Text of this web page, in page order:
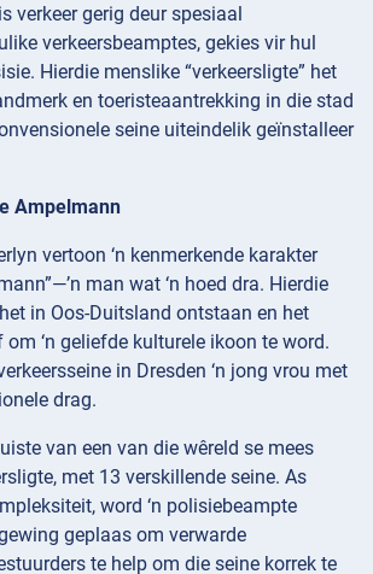
verkeer gerig deur spesiaal
verkeersbeamptes, gekies vir hul
Hierdie menslike “verkeersligte” het
en toeristeaantrekking in die stad
seine uiteindelik geïnstalleer
Ampelmann
vertoon ‘n kenmerkende karakter
man wat ‘n hoed dra. Hierdie
in Oos-Duitsland ontstaan en het
‘n geliefde kulturele ikoon te word.
in Dresden ‘n jong vrou met
drag.
van een van die wêreld se mees
met 13 verskillende seine. As
word ‘n polisiebeampte
geplaas om verwarde
te help om die seine korrek te